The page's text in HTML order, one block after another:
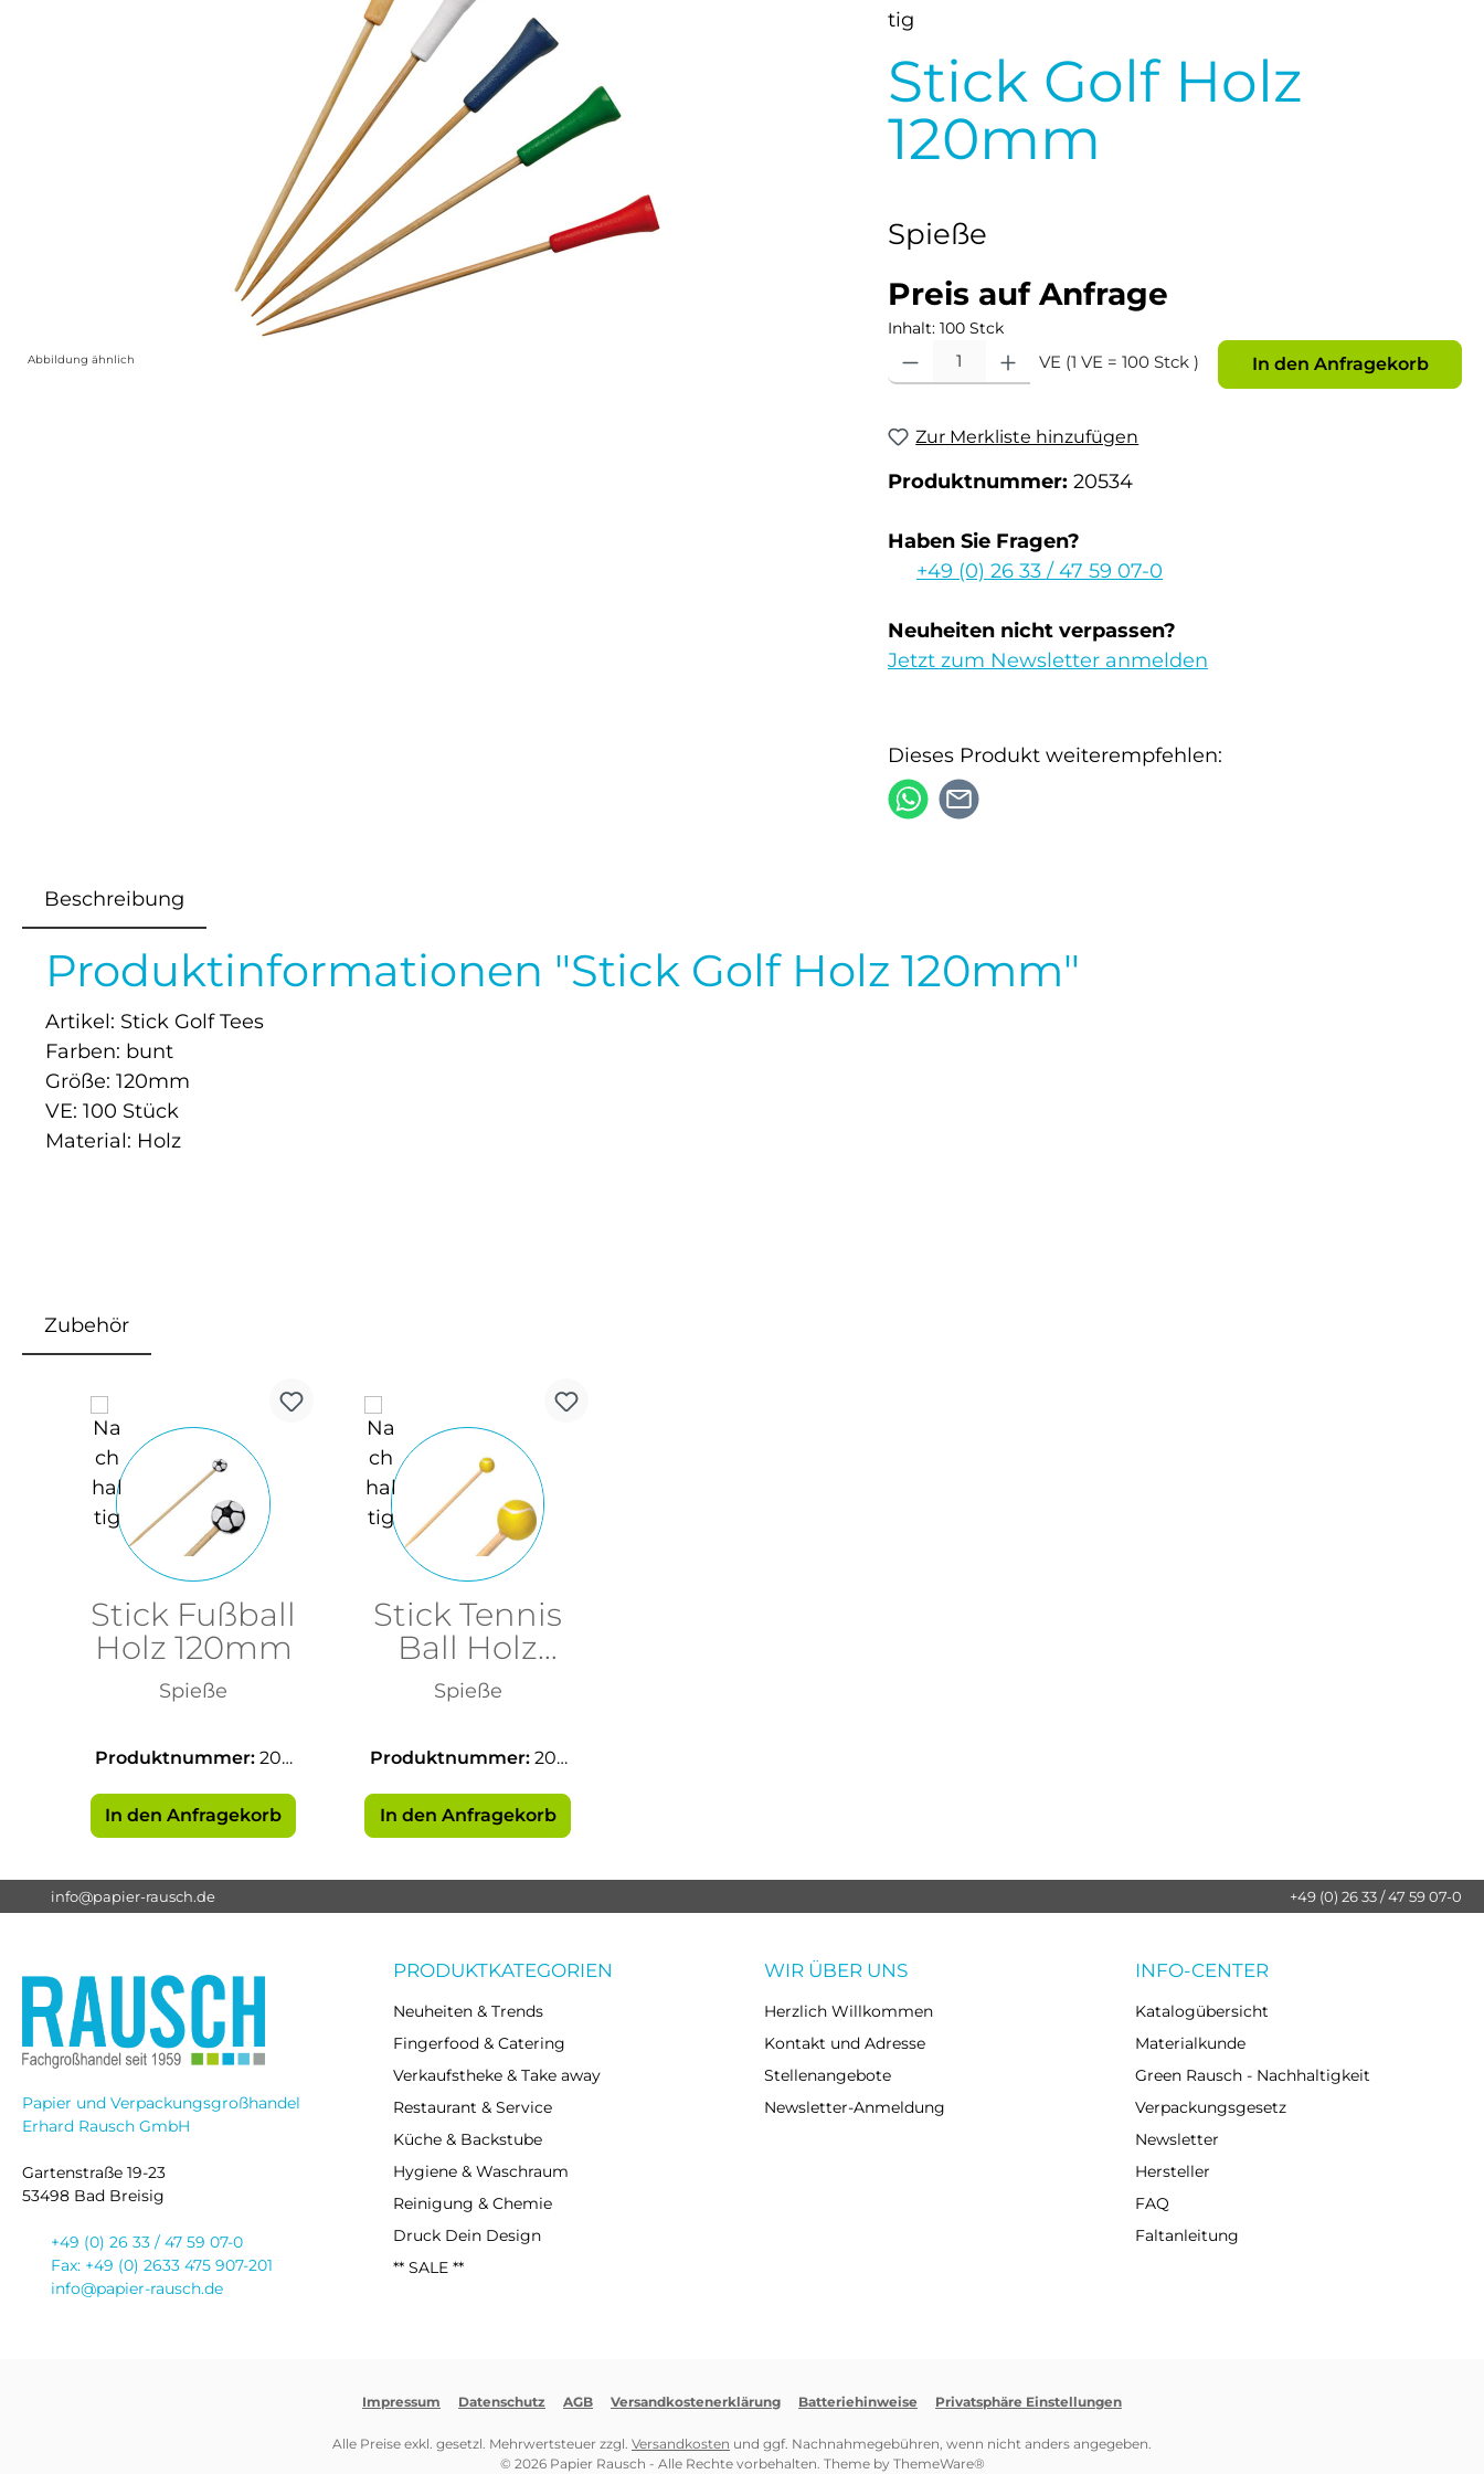
Abbildung ähnlich
Stick Golf Holz
120mm
Spieße
Preis auf Anfrage
Inhalt: 100 Stck
Produkt Anzahl: Gib den gewünschten Wert ein oder benutze die Schaltflächen um die
VE (1 VE = 100 Stck ) In den Anfragekorb
Zur Merkliste hinzufügen
Produktnummer: 20534
Haben Sie Fragen?
+49 (0) 26 33 / 47 59 07-0
Neuheiten nicht verpassen?
Jetzt zum Newsletter anmelden
Dieses Produkt weiterempfehlen:
Beschreibung
Produktinformationen "Stick Golf Holz 120mm"
Artikel: Stick Golf Tees
Farben: bunt
Größe: 120mm
VE: 100 Stück
Material: Holz
Zubehör
Produktgalerie überspringen
Stick Fußball
Holz 120mm
Spieße
Produktnummer:205
In den Anfragekorb
Stick Tennis
Ball Holz
120mm
Spieße
Produktnummer: 205
In den Anfragekorb
info@papier-rausch.de +49 (0) 26 33 / 47 59 07-0
Papier und Verpackungsgroßhandel
Erhard Rausch GmbH
Gartenstraße 19-23
53498 Bad Breisig
+49 (0) 26 33 / 47 59 07-0
Fax: +49 (0) 2633 475 907-201
info@papier-rausch.de
PRODUKTKATEGORIEN
Neuheiten & Trends
Fingerfood & Catering
Verkaufstheke & Take away
Restaurant & Service
Küche & Backstube
Hygiene & Waschraum
Reinigung & Chemie
Druck Dein Design
** SALE **
WIR ÜBER UNS
Herzlich Willkommen
Kontakt und Adresse
Stellenangebote
Newsletter-Anmeldung
INFO-CENTER
Katalogübersicht
Materialkunde
Green Rausch - Nachhaltigkeit
Verpackungsgesetz
Newsletter
Hersteller
FAQ
Faltanleitung
Impressum Datenschutz AGB Versandkostenerklärung Batteriehinweise Privatsphäre Einstellungen
Alle Preise exkl. gesetzl. Mehrwertsteuer zzgl. Versandkosten und ggf. Nachnahmegebühren, wenn nicht anders angegeben.
© 2026 Papier Rausch - Alle Rechte vorbehalten. Theme by ThemeWare®